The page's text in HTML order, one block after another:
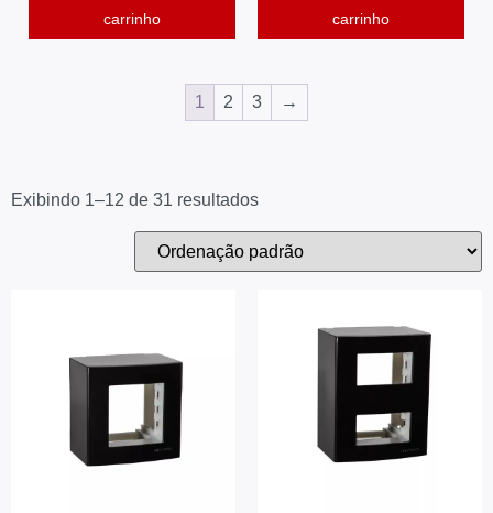
carrinho
carrinho
1 2 3 →
Exibindo 1–12 de 31 resultados